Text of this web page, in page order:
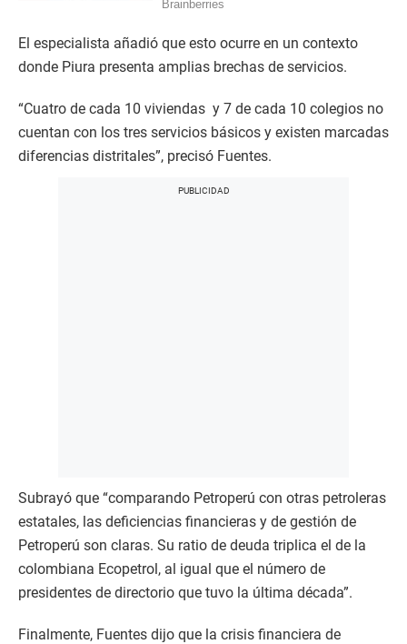
El especialista añadió que esto ocurre en un contexto
donde Piura presenta amplias brechas de servicios.
“Cuatro de cada 10 viviendas y 7 de cada 10 colegios no
cuentan con los tres servicios básicos y existen marcadas
diferencias distritales”, precisó Fuentes.
Subrayó que “comparando Petroperú con otras petroleras
estatales, las deficiencias financieras y de gestión de
Petroperú son claras. Su ratio de deuda triplica el de la
colombiana Ecopetrol, al igual que el número de
presidentes de directorio que tuvo la última década”.
Finalmente, Fuentes dijo que la crisis financiera de